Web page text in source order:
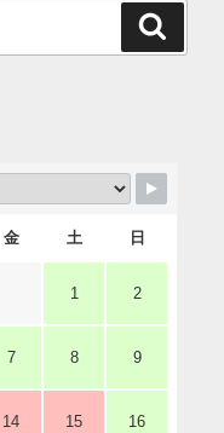
金 土 日
1 2
7 8 9
14 15 16